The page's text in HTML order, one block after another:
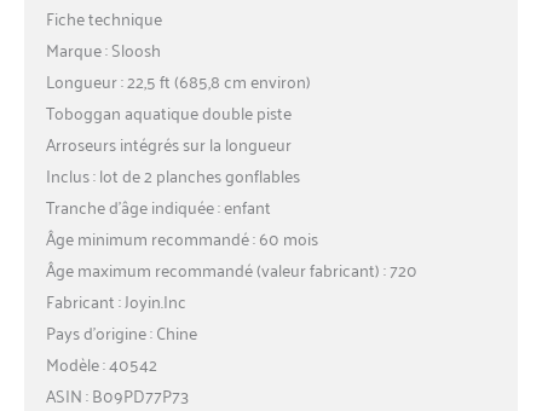
Fiche technique
Marque : Sloosh
Longueur : 22,5 ft (685,8 cm environ)
Toboggan aquatique double piste
Arroseurs intégrés sur la longueur
Inclus : lot de 2 planches gonflables
Tranche d’âge indiquée : enfant
Âge minimum recommandé : 60 mois
Âge maximum recommandé (valeur fabricant) : 720
Fabricant : Joyin.Inc
Pays d’origine : Chine
Modèle : 40542
ASIN : B09PD77P73